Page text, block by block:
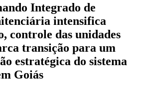
Integrado de
intensifica
controle das unidades
transição para um
estratégica do sistema
Goiás